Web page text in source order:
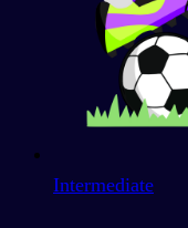
Intermediate